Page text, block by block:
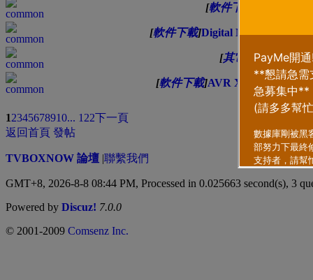
[軟件下載
[軟件下載]Digital Mom - Baby
[其它 Cytus II 限
[軟件下載]AVR X PRO - Voice
類型 排序方式
12345678910... 122下一頁
返回首頁 發帖
TVBOXNOW 論壇 |聯繫我們
GMT+8, 2026-8-8 08:44 PM, Processed in 0.025663 second(s), 3
Powered by Discuz! 7.0.0
© 2001-2009 Comsenz Inc.